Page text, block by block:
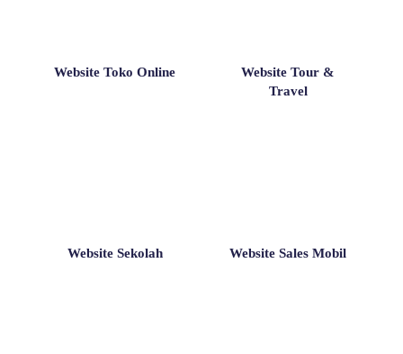
Website Toko Online
Website Tour &
Travel
Website Sekolah Website Sales Mobil